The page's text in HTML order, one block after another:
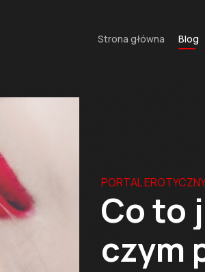
Strona główna Blog
PORTAL
Co to
czym